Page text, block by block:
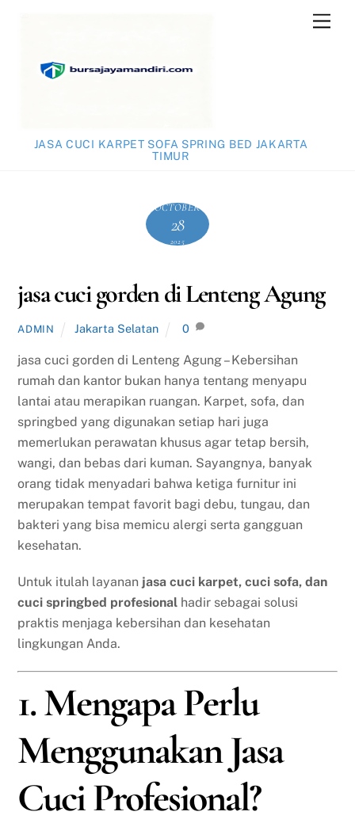
JASA CUCI KARPET SOFA SPRING BED JAKARTA
TIMUR
OCTOBER
28
2025
jasa cuci gorden di Lenteng Agung
ADMIN Jakarta Selatan 0
jasa cuci gorden di Lenteng Agung – Kebersihan
rumah dan kantor bukan hanya tentang menyapu
lantai atau merapikan ruangan. Karpet, sofa, dan
springbed yang digunakan setiap hari juga
memerlukan perawatan khusus agar tetap bersih,
wangi, dan bebas dari kuman. Sayangnya, banyak
orang tidak menyadari bahwa ketiga furnitur ini
merupakan tempat favorit bagi debu, tungau, dan
bakteri yang bisa memicu alergi serta gangguan
kesehatan.
Untuk itulah layanan jasa cuci karpet, cuci sofa, dan
cuci springbed profesional hadir sebagai solusi
praktis menjaga kebersihan dan kesehatan
lingkungan Anda.
1. Mengapa Perlu
Menggunakan Jasa
Cuci Profesional?